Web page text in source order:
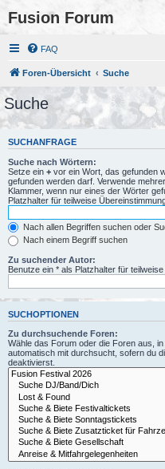
Fusion Forum
FAQ
Foren-Übersicht Suche
Suche
SUCHANFRAGE
Suche nach Wörtern:
Setze ein + vor ein Wort, das gefunden
gefunden werden darf. Verwende
Klammer, wenn nur eines der Wörter
Platzhalter für teilweise
Nach allen Begriffen suchen oder
Nach einem Begriff suchen
Zu suchender Autor:
Benutze ein * als Platzhalter für
SUCHOPTIONEN
Zu durchsuchende Foren:
Wähle das Forum oder die Foren aus,
automatisch mit durchsucht, sofern du
deaktivierst.